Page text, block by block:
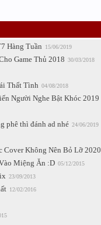
Hàng Tuần 15/06/2019
Game Thủ 2018 30/03/2018
Thất Tình 04/08/2018
Người Nghe Bật Khóc 2019
phê thì đánh ad nhé 24/06/2019
Không Nên Bỏ Lỡ 2020
Miệng Ăn :D 05/12/2015
23/09/2013
12/02/2016